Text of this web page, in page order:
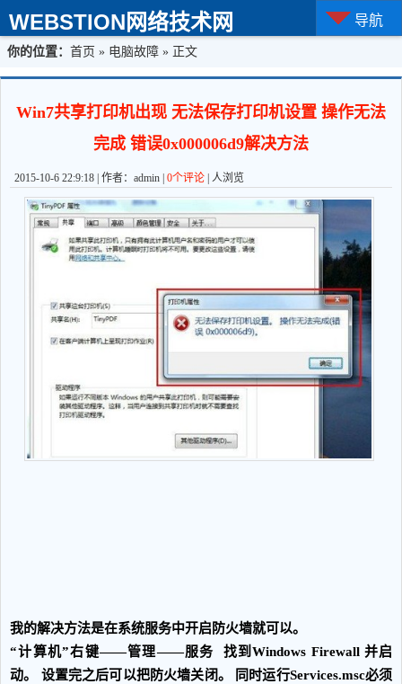
导航
WEBSTION网络技术网
你的位置： 首页 » 电脑故障 » 正文
Win7共享打印机出现 无法保存打印机设置 操作无法
完成 错误0x000006d9解决方法
2015-10-6 22:9:18 | 作者：admin | 0个评论 人浏览
我的解决方法是在系统服务中开启防火墙就可以。
“计算机”右键——管理——服务 找到Windows Firewall 并启
动。 设置完之后可以把防火墙关闭。 同时运行Services.msc必须